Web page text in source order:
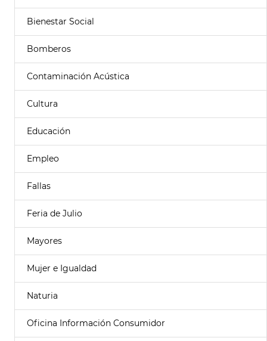
Bienestar Social
Bomberos
Contaminación Acústica
Cultura
Educación
Empleo
Fallas
Feria de Julio
Mayores
Mujer e Igualdad
Naturia
Oficina Información Consumidor